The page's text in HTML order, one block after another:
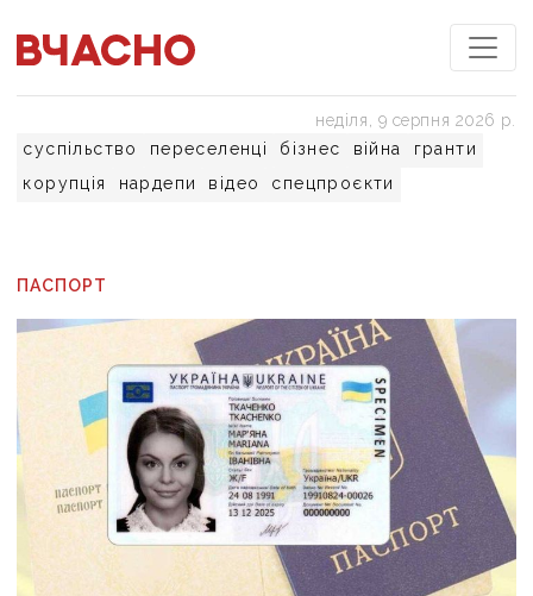
суспільство переселенці бізнес війна
гранти
корупція
нардепи відео спецпроєкти
неділя, 9 серпня 2026 р.
ПАСПОРТ